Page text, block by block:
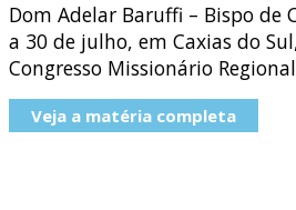
Dom Adelar Baruffi – Bispo de
a 30 de julho, em Caxias do
Congresso Missionário
Veja a matéria completa